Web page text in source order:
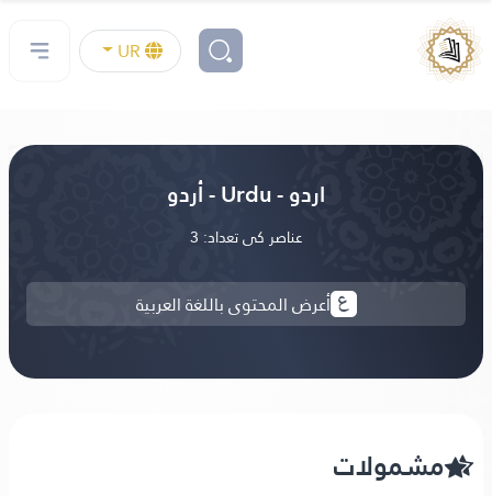
اردو - Urdu - أردو
عناصر کی تعداد: 3
أعرض المحتوى باللغة العربية
مشمولات